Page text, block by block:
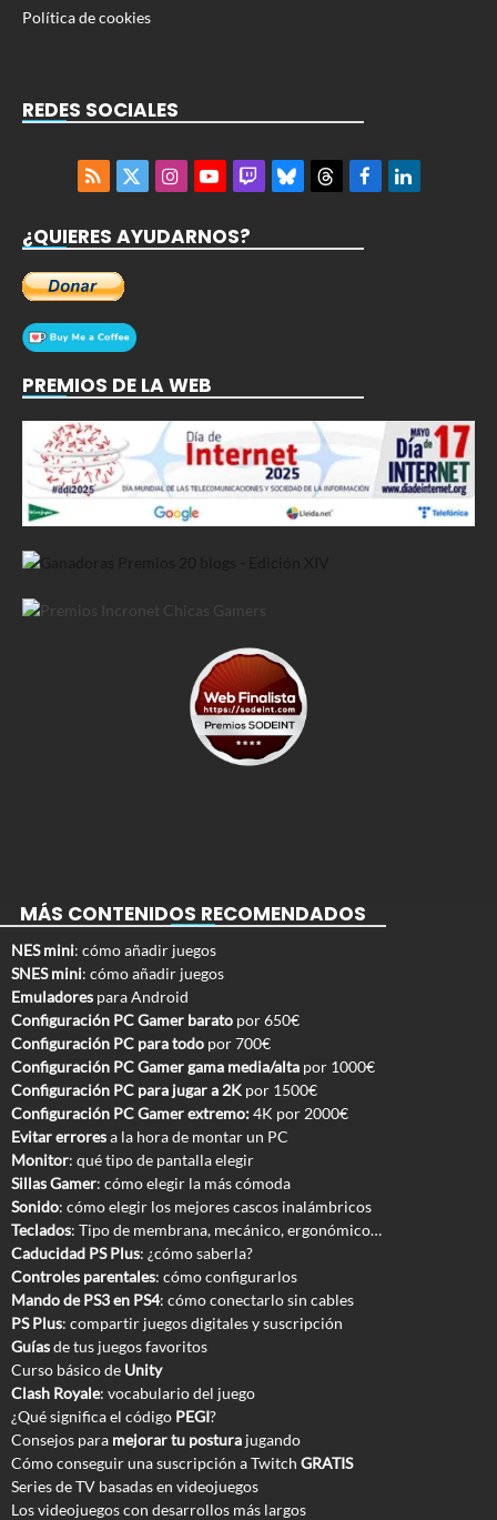
Política de cookies
REDES SOCIALES
RSS
X
InstagramYouTubeTwitchBlueskyThreadsFacebookLinkedIn
¿QUIERES AYUDARNOS?
PREMIOS DE LA WEB
MÁS CONTENIDOS RECOMENDADOS
NES mini: cómo añadir juegos
SNES mini: cómo añadir juegos
Emuladores para Android
Configuración PC Gamer barato por 650€
Configuración PC para todo por 700€
Configuración PC Gamer gama media/alta por 1000€
Configuración PC para jugar a 2K por 1500€
Configuración PC Gamer extremo:4K por 2000€
Evitar erroresa la hora de montar un PC
Monitor: qué tipo de pantalla elegir
Sillas Gamer: cómo elegir la más cómoda
Sonido: cómo elegir los mejores cascos inalámbricos
Teclados: Tipo de membrana, mecánico, ergonómico…
Caducidad PS Plus: ¿cómo saberla?
Controles parentales: cómo configurarlos
Mando de PS3 en PS4: cómo conectarlo sin cables
PS Plus: compartir juegos digitales y suscripción
Guíasde tus juegos favoritos
Curso básico de Unity
Clash Royale: vocabulario del juego
¿Qué significa el código PEGI?
Consejos para mejorar tu postura jugando
Cómo conseguir una suscripción a Twitch GRATIS
Series de TV basadas en videojuegos
Los videojuegos con desarrollos más largos